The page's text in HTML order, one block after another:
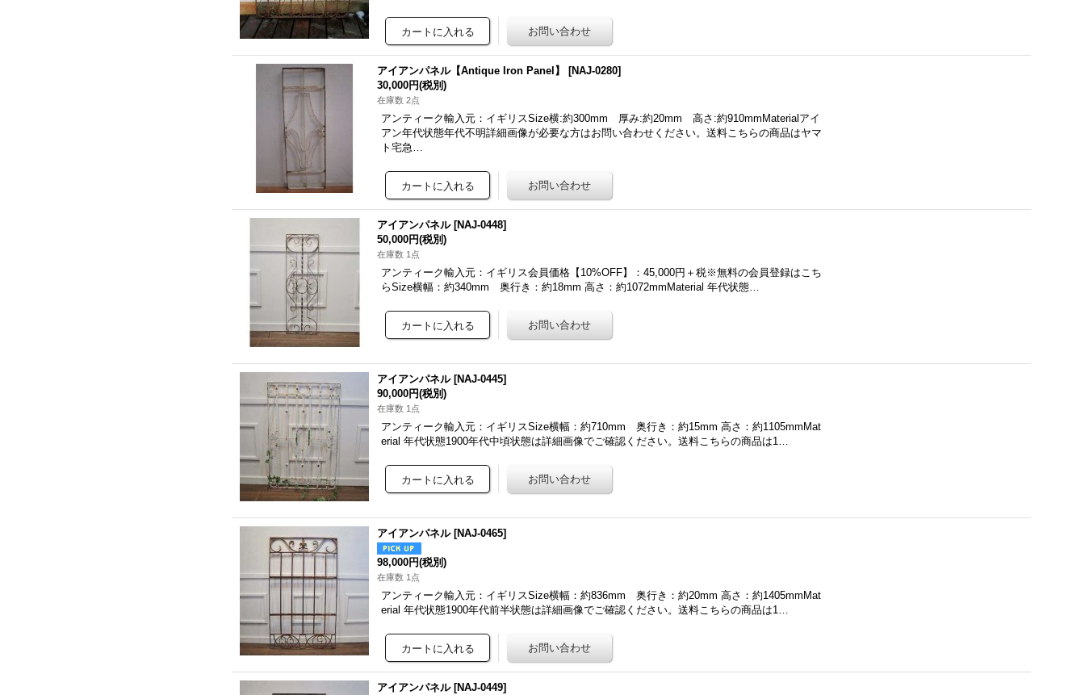
アイアンパネル【Antique Iron Panel】 [NAJ-0280]
30,000円(税別)
在庫数 2点
アンティーク輸入元：イギリスSize横:約300mm 厚み:約20mm 高さ:約910mmMaterialアイ
アン年代状態年代不明詳細画像が必要な方はお問い合わせください。送料こちらの商品はヤマ
ト宅急…
アイアンパネル [NAJ-0448]
50,000円(税別)
在庫数 1点
アンティーク輸入元：イギリス会員価格【10%OFF】：45,000円＋税※無料の会員登録はこち
らSize横幅：約340mm 奥行き：約18mm 高さ：約1072mmMaterial 年代状態…
アイアンパネル [NAJ-0445]
90,000円(税別)
在庫数 1点
アンティーク輸入元：イギリスSize横幅：約710mm 奥行き：約15mm 高さ：約1105mmMat
erial 年代状態1900年代中頃状態は詳細画像でご確認ください。送料こちらの商品は1…
アイアンパネル [NAJ-0465]
98,000円(税別)
在庫数 1点
アンティーク輸入元：イギリスSize横幅：約836mm 奥行き：約20mm 高さ：約1405mmMat
erial 年代状態1900年代前半状態は詳細画像でご確認ください。送料こちらの商品は1…
アイアンパネル [NAJ-0449]